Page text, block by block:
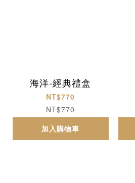
海洋-經典禮盒
NT$770
NT$770
加入購物車